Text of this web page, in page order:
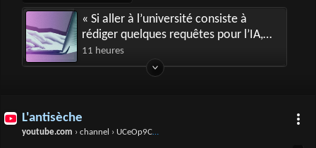
« Si aller à l’université consiste à
rédiger quelques requêtes pour l’IA,
des décennies d’efforts pour l’égalité
des chances vont s’effondrer »
11 heures
L'antisèche
youtube.com › channel › UCeOp9CWBaW2tVIBAzCobzow